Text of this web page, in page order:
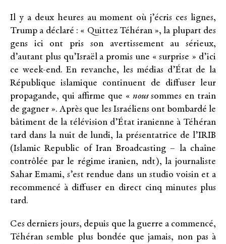
Il y a deux heures au moment où j’écris ces lignes,
Trump a déclaré : « Quittez Téhéran », la plupart des
gens ici ont pris son avertissement au sérieux,
d’autant plus qu’Israël a promis une « surprise » d’ici
ce week-end. En revanche, les médias d’État de la
République islamique continuent de diffuser leur
propagande, qui affirme que «noussommes en train
de gagner ». Après que les Israéliens ont bombardé le
bâtiment de la télévision d’État iranienne à Téhéran
tard dans la nuit de lundi, la présentatrice de l’IRIB
(Islamic Republic of Iran Broadcasting – la chaîne
contrôlée par le régime iranien, ndt), la journaliste
Sahar Emami, s’est rendue dans un studio voisin et a
recommencé à diffuser en direct cinq minutes plus
tard.
Ces derniers jours, depuis que la guerre a commencé,
Téhéran semble plus bondée que jamais, non pas à